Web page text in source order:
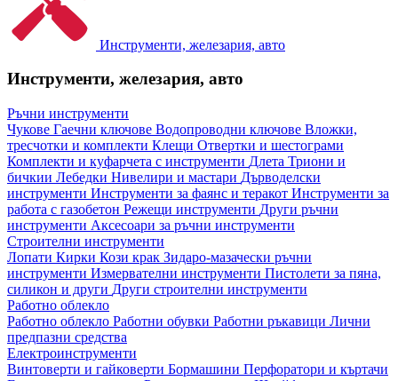
Инструменти, железария, авто
Инструменти, железария, авто
Ръчни инструменти
Чукове Гаечни ключове Водопроводни ключове Вложки,
тресчотки и комплекти Клещи Отвертки и шестограми
Комплекти и куфарчета с инструменти Длета Триони и
бичкии Лебедки Нивелири и мастари Дърводелски
инструменти Инструменти за фаянс и теракот Инструменти за
работа с газобетон Режещи инструменти Други ръчни
инструменти Аксесоари за ръчни инструменти
Строителни инструменти
Лопати Кирки Кози крак Зидаро-мазачески ръчни
инструменти Измервателни инструменти Пистолети за пяна,
силикон и други Други строителни инструменти
Работно облекло
Работно облекло Работни обувки Работни ръкавици Лични
предпазни средства
Електроинструменти
Винтоверти и гайковерти Бормашини Перфоратори и къртачи